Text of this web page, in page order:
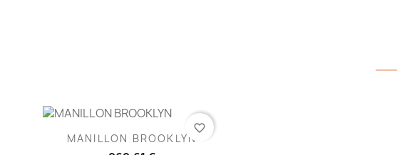
 Vista rápida
MANILLON BROOKLYN
favorite_border